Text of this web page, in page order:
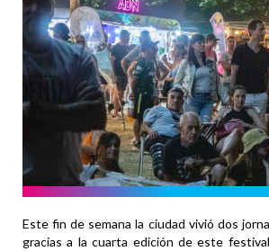
Este fin de semana la ciudad vivió dos
gracias a la cuarta edición de este